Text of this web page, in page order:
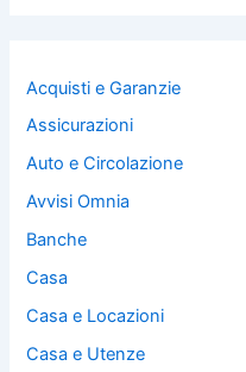
Acquisti e Garanzie
Assicurazioni
Auto e Circolazione
Avvisi Omnia
Banche
Casa
Casa e Locazioni
Casa e Utenze